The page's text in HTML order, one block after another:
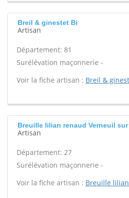
Breil & ginestet Bi
Artisan
Département: 81
Surélévation maçonnerie -
Voir la fiche artisan : Breil &
Breuille lilian renaud Verneuil sur
Artisan
Département: 27
Surélévation maçonnerie -
Voir la fiche artisan : Breuille